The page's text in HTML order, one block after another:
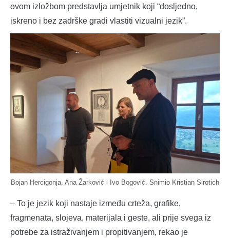
ovom izložbom predstavlja umjetnik koji “dosljedno,
iskreno i bez zadrške gradi vlastiti vizualni jezik”.
Bojan Hercigonja, Ana Žarković i Ivo Bogović. Snimio Kristian Sirotich
– To je jezik koji nastaje između crteža, grafike,
fragmenata, slojeva, materijala i geste, ali prije svega iz
potrebe za istraživanjem i propitivanjem, rekao je